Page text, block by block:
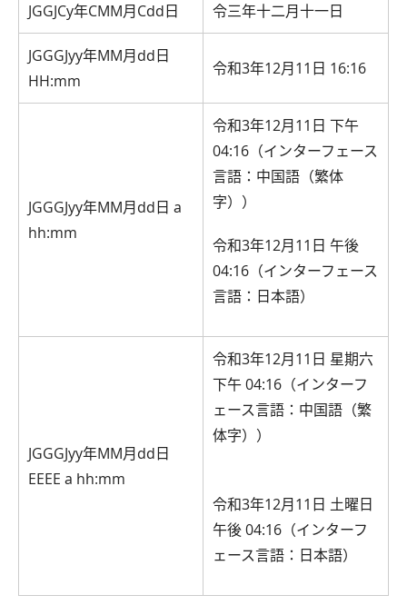
JGGJCy年CMM月Cdd日 令三年十二月十一日
JGGGJyy年MM月dd日
HH:mm
令和3年12月11日 16:16
JGGGJyy年MM月dd日 a
hh:mm
令和3年12月11日 下午
04:16（インターフェース
言語：中国語（繁体
字））
令和3年12月11日 午後
04:16（インターフェース
言語：日本語）
JGGGJyy年MM月dd日
EEEE a hh:mm
令和3年12月11日 星期六
下午 04:16（インターフ
ェース言語：中国語（繁
体字））
令和3年12月11日 土曜日
午後 04:16（インターフ
ェース言語：日本語）